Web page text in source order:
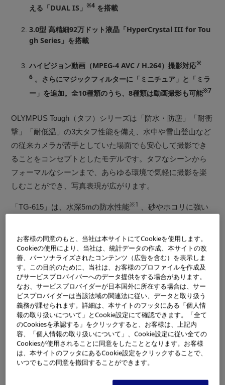
える「DUAL IS」※4 を搭載
3.0型 高精細92万ドット液晶「HyperCrystal III for Tou
gh Series」を搭載
ハイビジョン動画（MPEG-4 AVC / H.264）撮影対応※
6 。さらにマジックフィルターに「ミニチュア」と「ミラ
ー」を追加。全10種類のうち、8種類は動画撮影も可能※7
OLYMPUS Tough（タフ）シリーズは「防水・防塵」「耐衝
撃」「耐低温」の3大タフ性能を備え、水中や雪山登山など
の従来カメラが苦手としていた場面でも安心して撮影でき
ることをコンセプトとしたモデルです。タフなシーンから
フォーマルなシーンまで、あらゆる環境で気軽に撮影を楽
しむことができ、写真表現が広がります。
「TG-615」は、水深5mの防水性能※1
、砂やホコリに強い
耐低温性能※3 などの強靭さと、スタイリッシュさを両立さ
せたデジタルカメラです。
ビーチや雪山のような強力な日差しの下でも画面がより見
やすい3.0型 高精細92万ドット液晶や、これまで耐落下衝撃
性能との両立が困難とされていたCCDシフト式手ぶれ補正
機構を搭載。高感度撮影機能と併せてダブルで手ぶれ・被
写体ぶれを抑え、アウトドアでのハードな場面でも、ダイ
ビングやシュノーケリングなどの水中撮影でもぶれを気に
せずに撮影を楽しめます。ワンタッチホワイトバランス機
能も搭載し、難しい光の条件でも色を正確に再現します。
また、水中の色味を自動で検出、補正し最適なホワイトバ
お客様の同意のもと、当社は本サイトにてCookieを使用します。
Cookieの使用により、当社は、統計データの作成、本サイトの改
善、パーソナライズされたコンテンツ（広告を含む）を表示しま
す。この目的のために、当社は、お客様のプロファイルを作成及
びサービスプロバイバーへのデータ提供をする場合があります。
なお、サービスプロバイダーが日本国外に所在する場合は、サー
ビスプロバイダーは当該法域の関連法に従い、データと取り扱う
義務が課せられます。詳細は、本サイトのフッタにある「個人情
報の取り扱いについて」とCookie設定にて確認できます。「全て
のCookiesを承認する」をクリックすると、お客様は、上記内
容、「個人情報の取り扱いについて」、Cookie設定に従い全ての
Cookiesが使用されることに同意をしたこととなります。お客様
は、本サイトのフッタにあるCookie設定をクリックすることで、
いつでもこの同意を撤回することができます。